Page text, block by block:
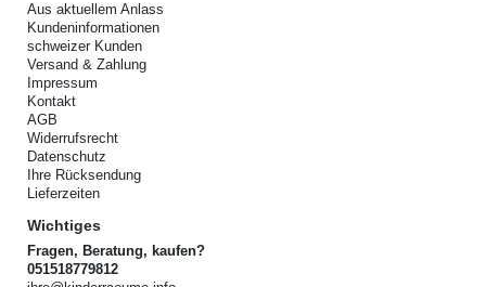
Aus aktuellem Anlass
Kundeninformationen
schweizer Kunden
Versand & Zahlung
Impressum
Kontakt
AGB
Widerrufsrecht
Datenschutz
Ihre Rücksendung
Lieferzeiten
Wichtiges
Fragen, Beratung, kaufen?
051518779812